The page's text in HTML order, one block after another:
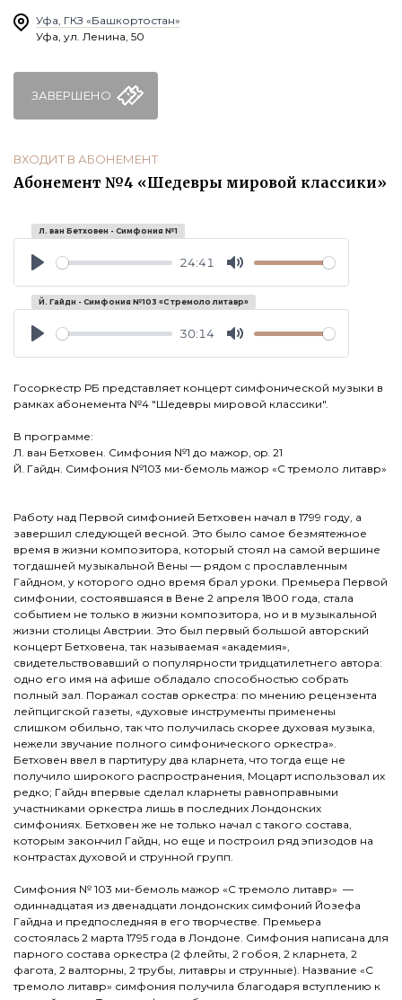
Уфа, ГКЗ «Башкортостан»
Уфа, ул. Ленина, 50
ЗАВЕРШЕНО
ВХОДИТ В АБОНЕМЕНТ
Абонемент №4 «Шедевры мировой классики»
24:41
Л. ван Бетховен - Симфония № 1
30:14
Й. Гайдн - Симфония № 103 «С тремоло литавр»
Госоркестр РБ представляет концерт симфонической музыки в
рамках абонемента №4 "Шедевры мировой классики".
В программе:
Л. ван Бетховен. Симфония №1 до мажор, op. 21
Й. Гайдн. Симфония №103 ми-бемоль мажор «С тремоло литавр»
Работу над Первой симфонией Бетховен начал в 1799 году, а
завершил следующей весной. Это было самое безмятежное
время в жизни композитора, который стоял на самой вершине
тогдашней музыкальной Вены — рядом с прославленным
Гайдном, у которого одно время брал уроки. Премьера Первой
симфонии, состоявшаяся в Вене 2 апреля 1800 года, стала
событием не только в жизни композитора, но и в музыкальной
жизни столицы Австрии. Это был первый большой авторский
концерт Бетховена, так называемая «академия»,
свидетельствовавший о популярности тридцатилетнего автора:
одно его имя на афише обладало способностью собрать
полный зал. Поражал состав оркестра: по мнению рецензента
лейпцигской газеты, «духовые инструменты применены
слишком обильно, так что получилась скорее духовая музыка,
нежели звучание полного симфонического оркестра».
Бетховен ввел в партитуру два кларнета, что тогда еще не
получило широкого распространения, Моцарт использовал их
редко; Гайдн впервые сделал кларнеты равноправными
участниками оркестра лишь в последних Лондонских
симфониях. Бетховен же не только начал с такого состава,
которым закончил Гайдн, но еще и построил ряд эпизодов на
контрастах духовой и струнной групп.
Симфония № 103 ми-бемоль мажор «С тремоло литавр» —
одиннадцатая из двенадцати лондонских симфоний Йозефа
Гайдна и предпоследняя в его творчестве. Премьера
состоялась 2 марта 1795 года в Лондоне. Симфония написана для
парного состава оркестра (2 флейты, 2 гобоя, 2 кларнета, 2
фагота, 2 валторны, 2 трубы, литавры и струнные). Название «С
тремоло литавр» симфония получила благодаря вступлению к